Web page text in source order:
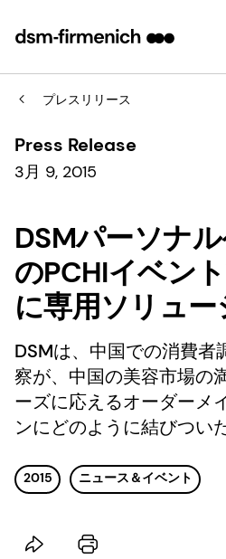
プレスリリース
Press Release
3月 9, 2015
DSMパーソナ
のPCHIイベン
に専用ソリュ
DSMは、中国での消費者
察が、中国の美容市場の
ーズに応えるオーダーメ
ンにどのように結びつい
2015 ニュース＆イベント